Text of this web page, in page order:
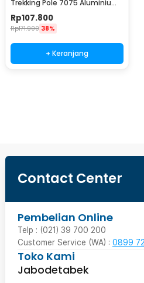
Trekking Pole 7075 Aluminium
120cm - 7075
Rp107.800
Rp171.900 38%
+ Keranjang
Contact Center
Pembelian Online
Telp : (021) 39 700 200
Customer Service (WA) : 0899
Toko Kami
Jabodetabek